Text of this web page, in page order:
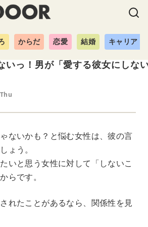
からだ 恋愛 結婚 キャリア
いっ！男が「愛する彼女にしな
ないかも？と悩む女性は、彼の言
ょう。
いと思う女性に対して「しないこ
らです。
れたことがあるなら、関係性を見